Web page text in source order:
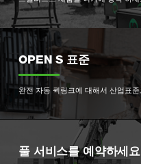
OPEN S 표준
완전 자동 퀵링크에 대해서 산업표
풀 서비스를 예약하세요